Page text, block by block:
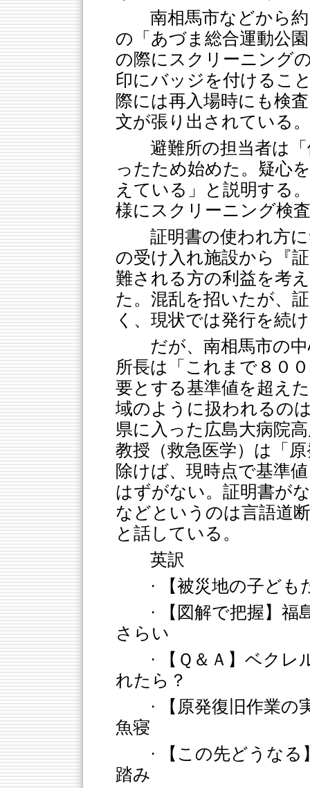
南相馬市などから
の「あづま総合運動公
の際にスクリーニング
印にバッジを付けるこ
際には再入場時にも検
文が張り出されている。
避難所の担当者は
ったため始めた。疑心
えている」と説明する
様にスクリーニング検
証明書の使われ方
の受け入れ施設から『
難される方の利益を考
た。混乱を招いたが、
く、現状では発行を続
だが、南相馬市の
所長は「これまで８０
要とする基準値を超え
域のように扱われるの
県に入った広島大病院
教授（救急医学）は「
除けば、現時点で基準
はずがない。証明書が
などというのは言語道
と話している。
英訳
· 【被災地の子ど
· 【図解で把握】
さらい
· 【Ｑ＆Ａ】ベク
れたら？
· 【原発復旧作業
魚寝
· 【この先どうな
踏み